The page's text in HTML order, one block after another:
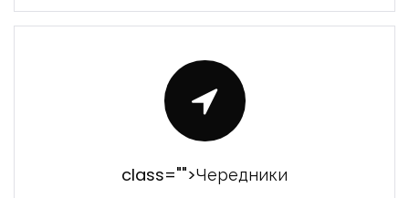
class="">Чередники